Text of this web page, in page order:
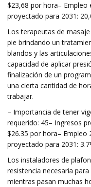
$23,68 por hora– Empleo
proyectado para 2031:
Los terapeutas de
pie brindando un
blandos y las
capacidad de aplicar
finalización de un
una cierta cantidad de
trabajar.
– Importancia de tener
requerido: 45– Ingresos
$26.35 por hora– Empleo
proyectado para 2031:
Los instaladores de
resistencia necesaria
mientras pasan muchas